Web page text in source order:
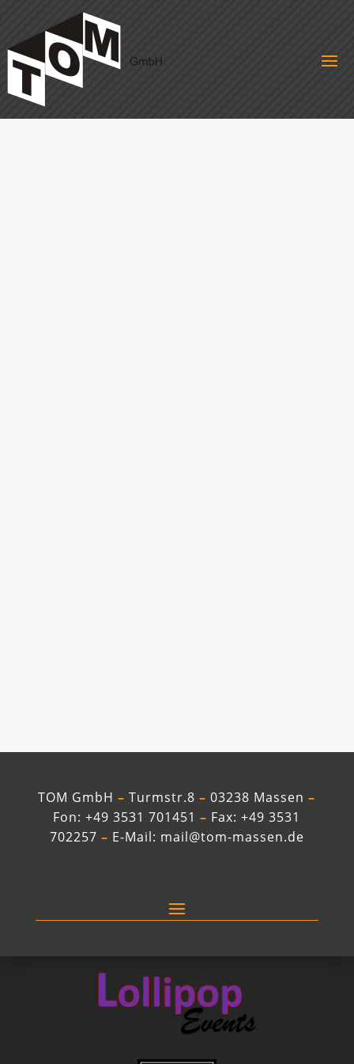
TOM GmbH– Turmstr.8– 03238 Massen–
Fon: +49 3531 701451– Fax: +49 3531
702257 – E-Mail: mail@tom-massen.de